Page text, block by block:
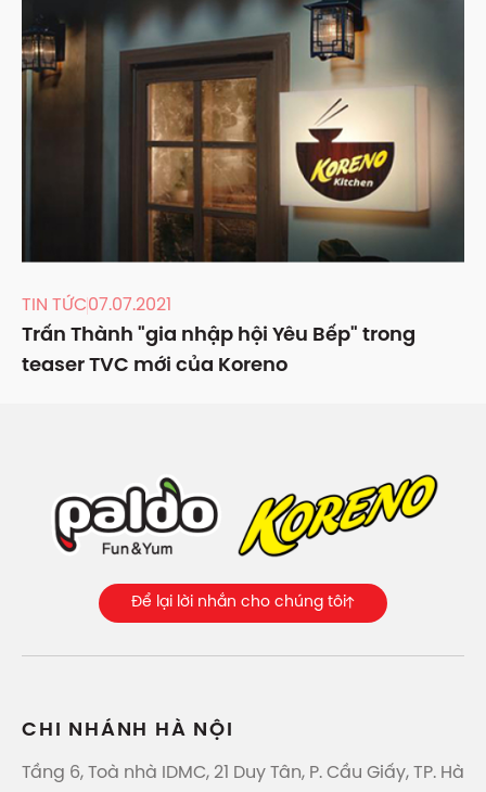
TIN TỨC07.07.2021
Trấn Thành "gia nhập hội Yêu Bếp" trong
teaser TVC mới của Koreno
Để lại lời nhắn cho chúng tôi
CHI NHÁNH HÀ NỘI
Tầng 6, Toà nhà IDMC, 21 Duy Tân, P. Cầu Giấy, TP. Hà